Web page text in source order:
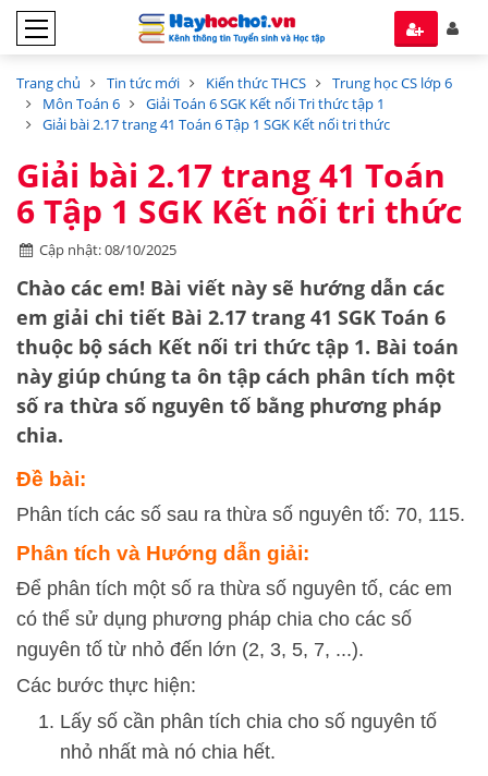
Trang chủ Tin tức mới Kiến thức THCS
Trung học CS lớp 6
Môn Toán 6
Giải Toán 6 SGK Kết nối Tri thức tập 1
Giải bài 2.17 trang 41 Toán 6 Tập 1 SGK Kết nối tri thức
Giải bài 2.17 trang 41 Toán
6 Tập 1 SGK Kết nối tri thức
Cập nhật: 08/10/2025
Chào các em! Bài viết này sẽ hướng dẫn các
em giải chi tiết Bài 2.17 trang 41 SGK Toán 6
thuộc bộ sách Kết nối tri thức tập 1. Bài toán
này giúp chúng ta ôn tập cách phân tích một
số ra thừa số nguyên tốbằng phương pháp
chia.
Đề bài:
Phân tích các số sau ra thừa số nguyên tố: 70, 115.
Phân tích và Hướng dẫn giải:
Để phân tích một số ra thừa số nguyên tố, các em
có thể sử dụng phương pháp chia cho các số
nguyên tố từ nhỏ đến lớn (2, 3, 5, 7, ...).
Các bước thực hiện:
Lấy số cần phân tích chia cho số nguyên tố
nhỏ nhất mà nó chia hết.